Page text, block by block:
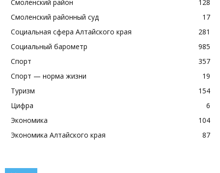
Смоленский район
128
Смоленский районный суд
17
Социальная сфера Алтайского края
281
Социальный барометр
985
Спорт
357
Спорт — норма жизни
19
Туризм
154
Цифра
6
Экономика
104
Экономика Алтайского края
87